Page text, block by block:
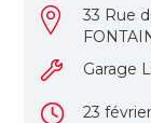
33 Rue
Garage
23